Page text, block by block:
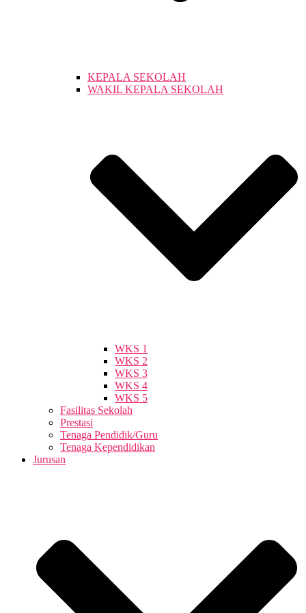
KEPALA SEKOLAH
WAKIL KEPALA SEKOLAH
WKS 1
WKS 2
WKS 3
WKS 4
WKS 5
Fasilitas Sekolah
Prestasi
Tenaga Pendidik/Guru
Tenaga Kependidikan
Jurusan